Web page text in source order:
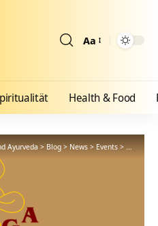
Aa
Health & Food
Ayurveda>Blog>News>Events>the